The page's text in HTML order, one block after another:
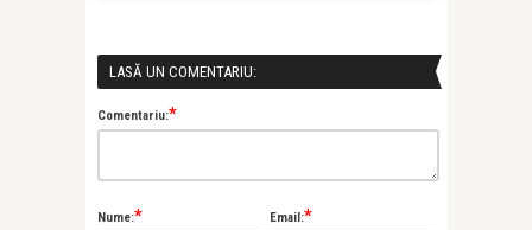
LASĂ UN COMENTARIU:
Comentariu:*
Nume:* Email:*